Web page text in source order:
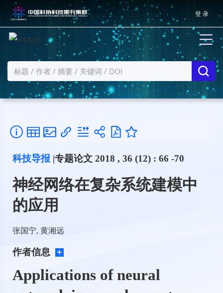
登 录
科技导报 |专题论文 2018 , 36 (12) : 66 -70
神经网络在复杂系统建模中
的应用
张国宁, 黄湘远
作者信息
Applications of neural